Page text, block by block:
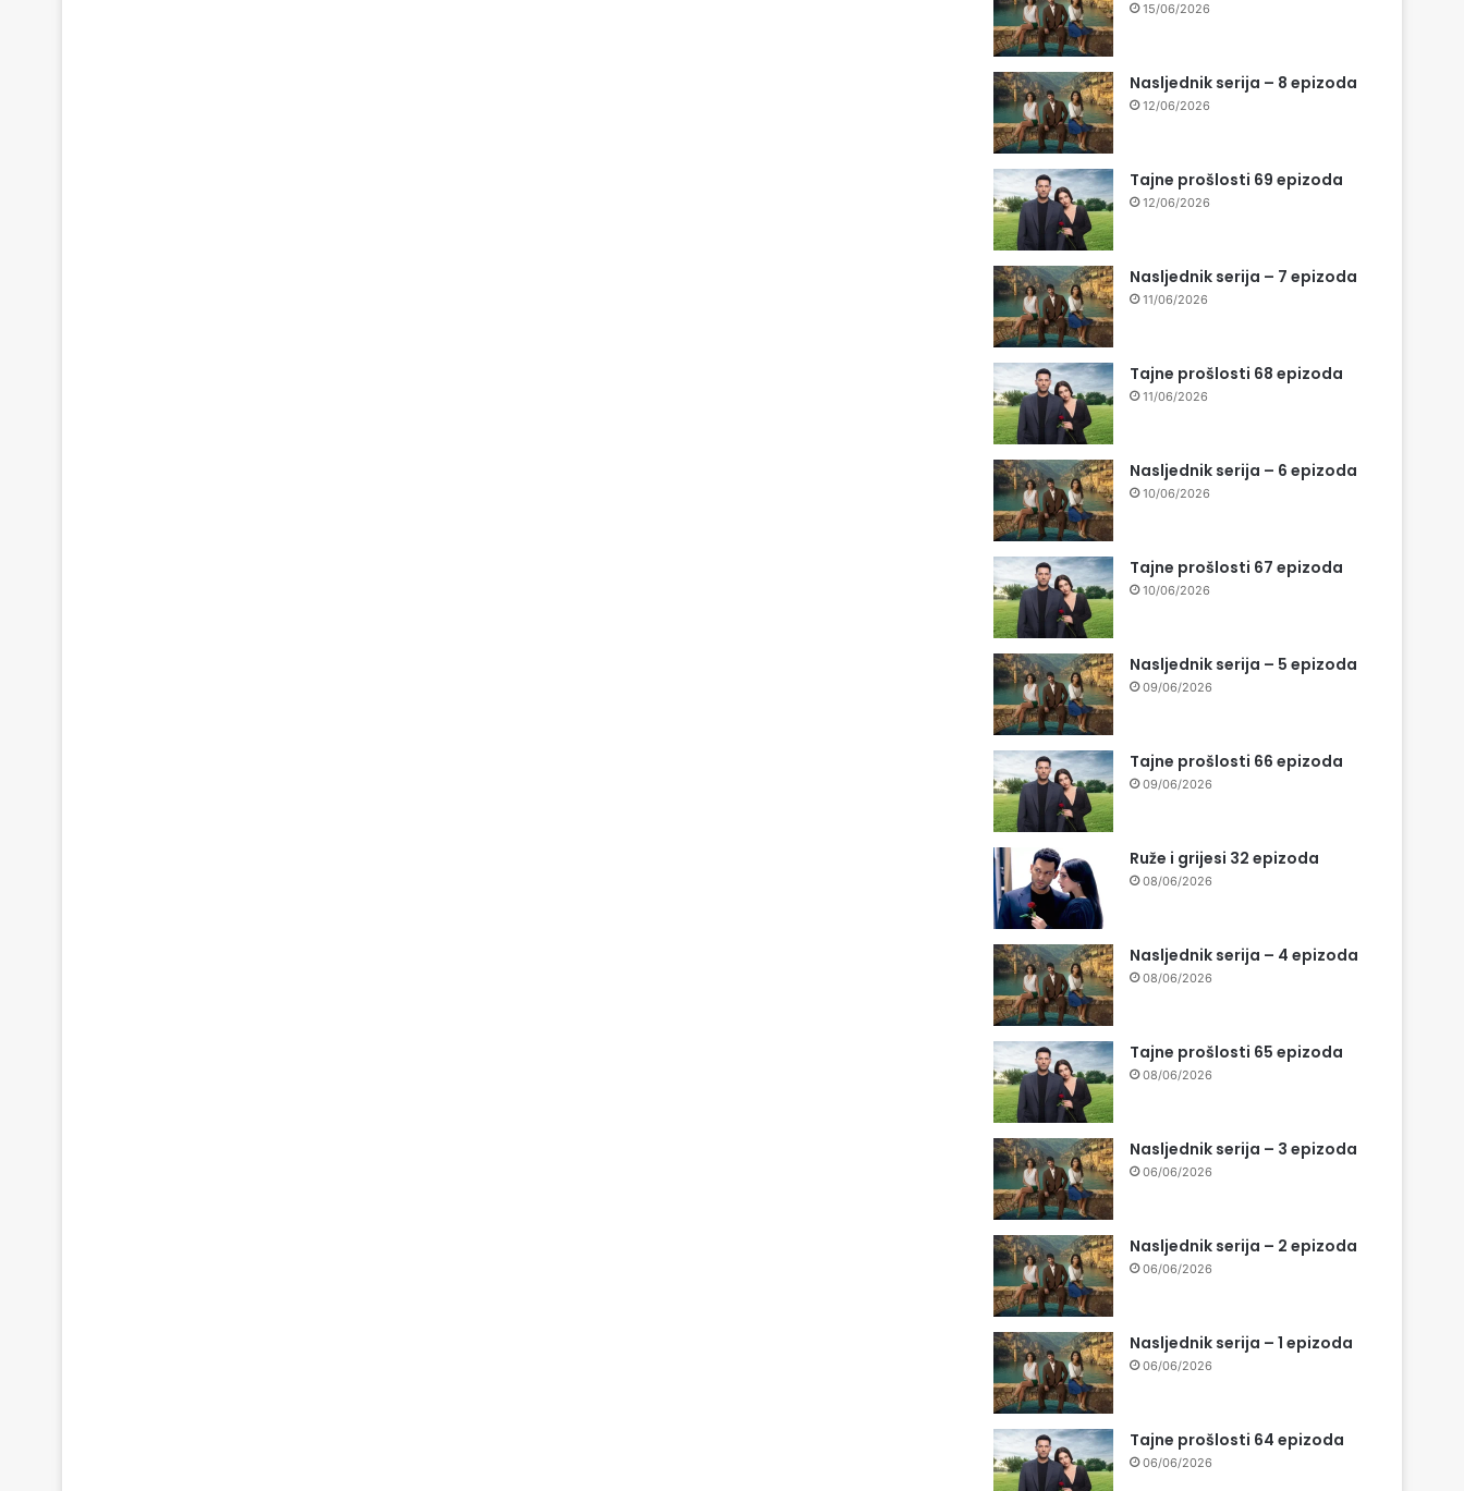
15/06/2026
Nasljednik serija – 8 epizoda
12/06/2026
Tajne prošlosti 69 epizoda
12/06/2026
Nasljednik serija – 7 epizoda
11/06/2026
Tajne prošlosti 68 epizoda
11/06/2026
Nasljednik serija – 6 epizoda
10/06/2026
Tajne prošlosti 67 epizoda
10/06/2026
Nasljednik serija – 5 epizoda
09/06/2026
Tajne prošlosti 66 epizoda
09/06/2026
Ruže i grijesi 32 epizoda
08/06/2026
Nasljednik serija – 4 epizoda
08/06/2026
Tajne prošlosti 65 epizoda
08/06/2026
Nasljednik serija – 3 epizoda
06/06/2026
Nasljednik serija – 2 epizoda
06/06/2026
Nasljednik serija – 1 epizoda
06/06/2026
Tajne prošlosti 64 epizoda
06/06/2026